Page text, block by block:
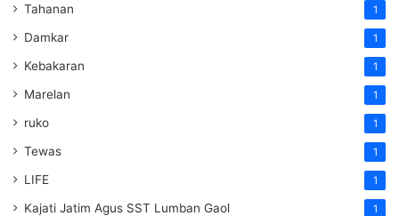
Tahanan 1
Damkar 1
Kebakaran 1
Marelan 1
ruko 1
Tewas 1
LIFE 1
Kajati Jatim Agus SST Lumban Gaol 1